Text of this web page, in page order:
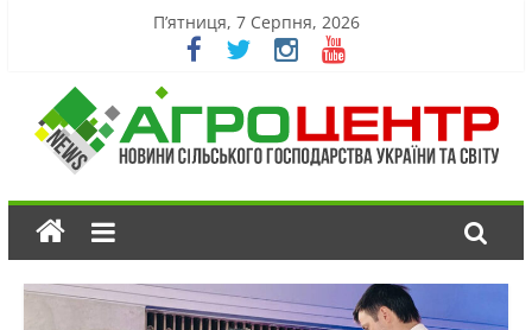
П’ятниця, 7 Серпня, 2026